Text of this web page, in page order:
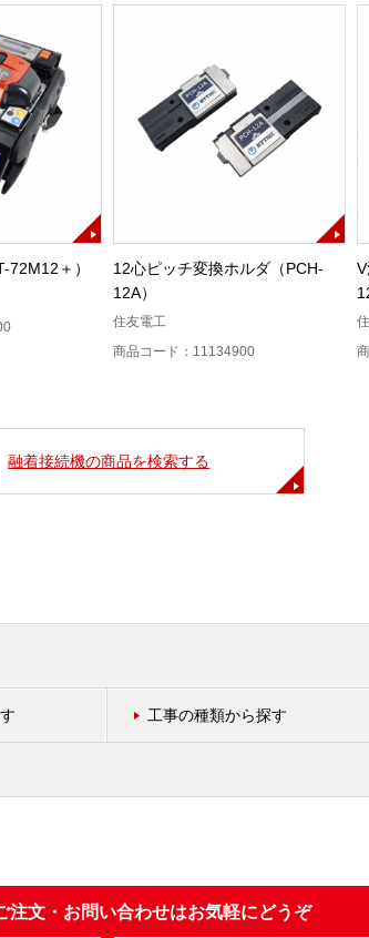
72M12＋）
12心ピッチ変換ホルダ（PCH-
12A）
住友電工
商品コード：11134900
融着接続機の商品を検索する
工事の種類から探す
注文・お問い合わせはお気軽にどうぞ